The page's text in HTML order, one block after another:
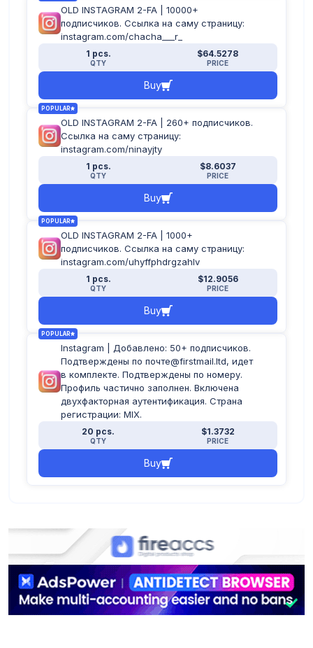
OLD INSTAGRAM 2-FA | 10000+
подписчиков. Ссылка на саму страницу:
instagram.com/chacha___r_
1 pcs.
QTY
$64.5278
PRICE
Buy
POPULAR
OLD INSTAGRAM 2-FA | 260+ подписчиков.
Ссылка на саму страницу:
instagram.com/ninayjty
1 pcs.
QTY
$8.6037
PRICE
Buy
POPULAR
OLD INSTAGRAM 2-FA | 1000+
подписчиков. Ссылка на саму страницу:
instagram.com/uhyffphdrgzahlv
1 pcs.
QTY
$12.9056
PRICE
Buy
POPULAR
Instagram | Добавлено: 50+ подписчиков.
Подтверждены по почте@firstmail.ltd, идет
в комплекте. Подтверждены по номеру.
Профиль частично заполнен. Включена
двухфакторная аутентификация. Страна
регистрации: MIX.
20 pcs.
QTY
$1.3732
PRICE
Buy